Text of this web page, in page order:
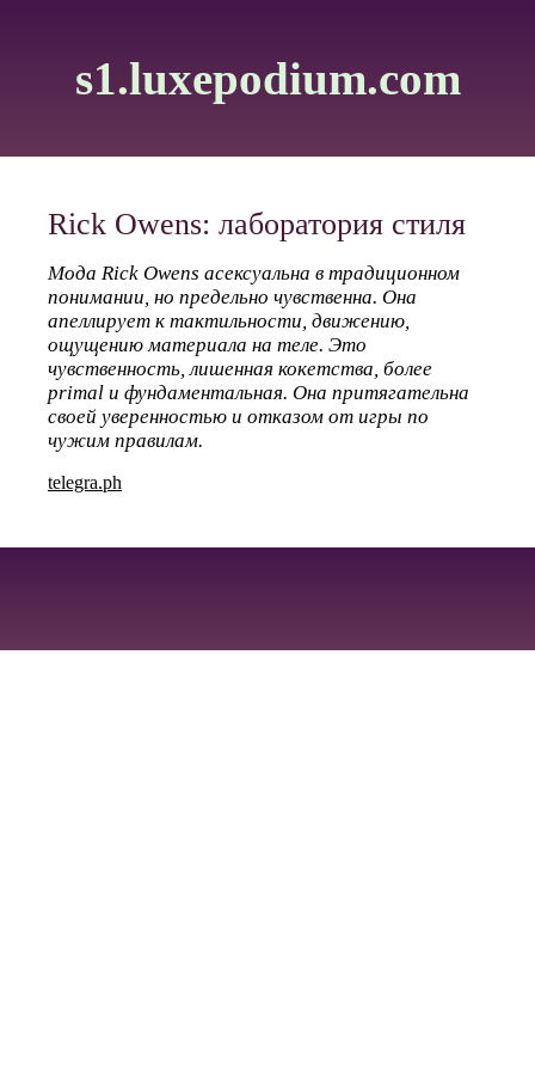
s1.luxepodium.com
Rick Owens: лаборатория стиля
Мода Rick Owens асексуальна в традиционном
понимании, но предельно чувственна. Она
апеллирует к тактильности, движению,
ощущению материала на теле. Это
чувственность, лишенная кокетства, более
primal и фундаментальная. Она притягательна
своей уверенностью и отказом от игры по
чужим правилам.
telegra.ph